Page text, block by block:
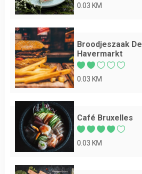
0.03 KM
Broodjeszaak De
Havermarkt
0.03 KM
Café Bruxelles
0.03 KM